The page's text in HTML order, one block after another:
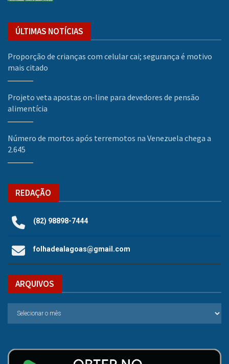
ÚLTIMAS NOTÍCIAS
Proporção de crianças com celular cai; segurança é motivo
mais citado
Projeto veta apostas on-line para devedores de pensão
alimentícia
Número de mortos após terremotos na Venezuela chega a
2.645
REDAÇÃO
(82) 98898-7444
folhadealagoas@gmail.com
ARQUIVOS